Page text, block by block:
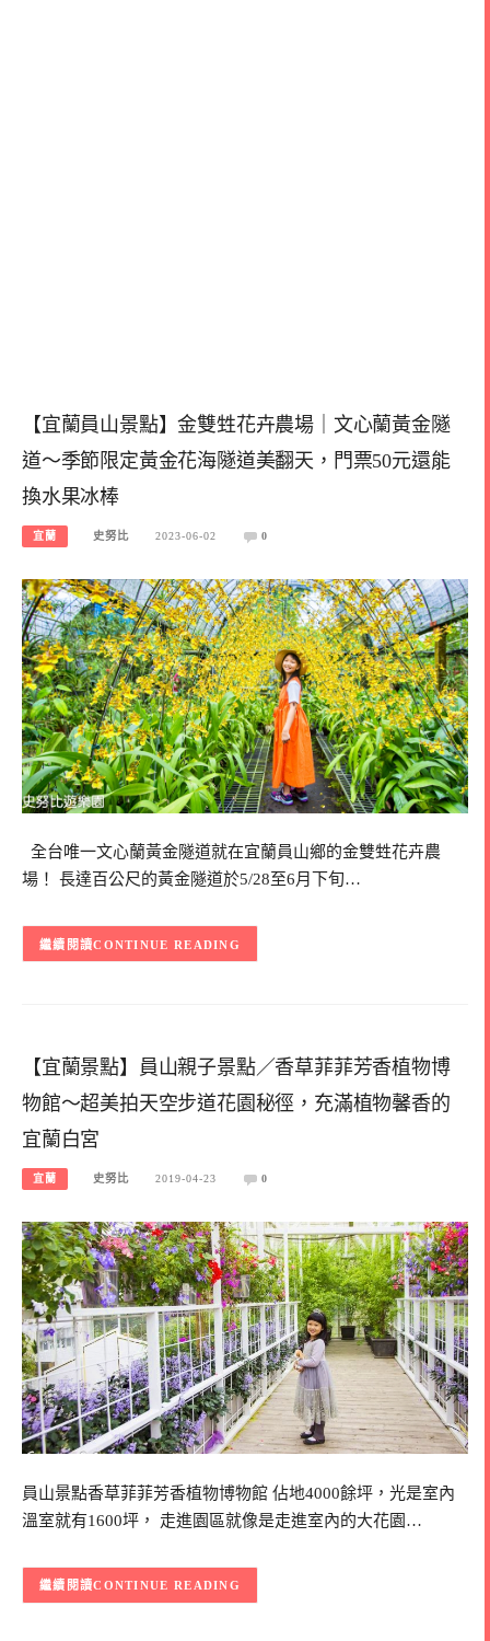
【宜蘭員山景點】金雙甡花卉農場｜文心蘭黃金隧
道～季節限定黃金花海隧道美翻天，門票50元還能
換水果冰棒
宜蘭 史努比 2023-06-02 0
全台唯一文心蘭黃金隧道就在宜蘭員山鄉的金雙甡花卉農
場！ 長達百公尺的黃金隧道於5/28至6月下旬…
CONTINUE READING
【宜蘭景點】員山親子景點／香草菲菲芳香植物博
物館～超美拍天空步道花園秘徑，充滿植物馨香的
宜蘭白宮
宜蘭 史努比 2019-04-23 0
員山景點香草菲菲芳香植物博物館 佔地4000餘坪，光是室內
溫室就有1600坪， 走進園區就像是走進室內的大花園…
CONTINUE READING